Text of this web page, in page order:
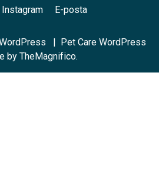
Instagram E-posta
Pet Care WordPress
by TheMagnifico.